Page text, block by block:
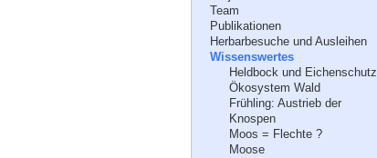
Team
Publikationen
Herbarbesuche und Ausleihen
Wissenswertes
Heldbock und Eichenschutz
Ökosystem Wald
Frühling: Austrieb der
Knospen
Moos = Flechte ?
Moose